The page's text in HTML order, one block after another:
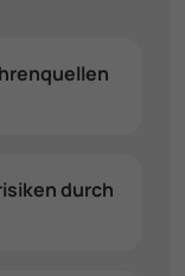
durch